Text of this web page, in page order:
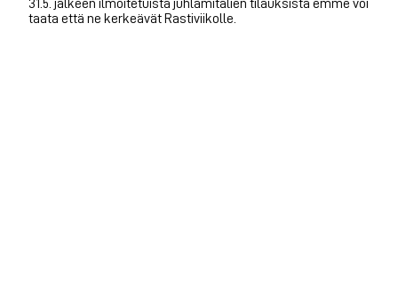
31.5. jälkeen ilmoitetuista juhlamitalien tilauksista emme voi
taata että ne kerkeävät Rastiviikolle.